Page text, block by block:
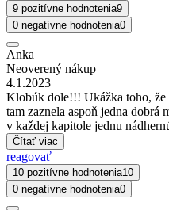
9 pozitívne hodnotenia9
0 negatívne hodnotenia0
Anka
Neoverený nákup
4.1.2023
Klobúk dole!!! Ukážka toho, že
tam zaznela aspoň jedna
v každej kapitole jednu
Čítať viac
reagovať
10 pozitívne hodnotenia10
0 negatívne hodnotenia0